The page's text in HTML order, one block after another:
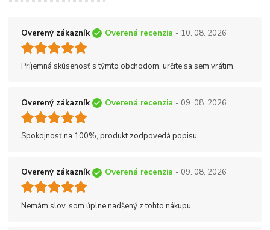
Overený zákazník Overená recenzia - 10. 08. 2026
Príjemná skúsenosť s týmto obchodom, určite sa sem vrátim.
Overený zákazník Overená recenzia - 09. 08. 2026
Spokojnosť na 100%, produkt zodpovedá popisu.
Overený zákazník Overená recenzia - 09. 08. 2026
Nemám slov, som úplne nadšený z tohto nákupu.